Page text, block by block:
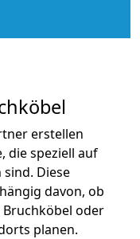
erstellen
die speziell auf
Diese
davon, ob
oder
planen.